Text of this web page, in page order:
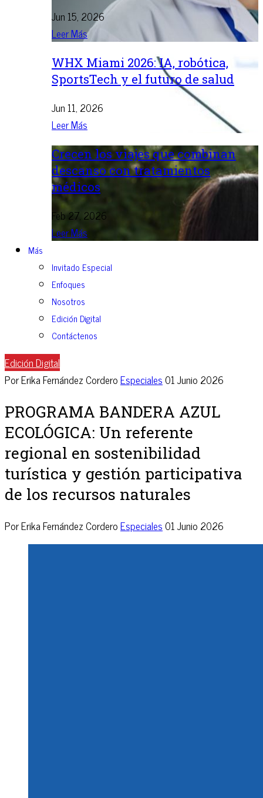
Jun 15, 2026
Leer Más
WHX Miami 2026: IA, robótica,
SportsTech y el futuro de salud
Jun 11, 2026
Leer Más
Crecen los viajes que combinan
descanso con tratamientos
médicos
Feb 27, 2026
Leer Más
Más
Invitado Especial
Enfoques
Nosotros
Edición Digital
Contáctenos
Edición Digital
Por Erika Fernández CorderoEspeciales01 Junio 2026
PROGRAMA BANDERA AZUL
ECOLÓGICA: Un referente
regional en sostenibilidad
turística y gestión participativa
de los recursos naturales
Por Erika Fernández CorderoEspeciales01 Junio 2026